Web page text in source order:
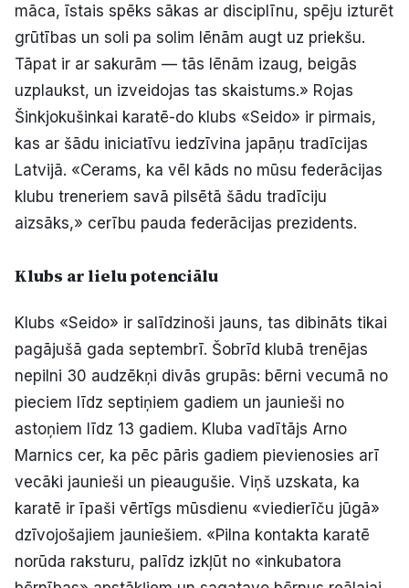
māca, īstais spēks sākas ar disciplīnu, spēju izturēt
grūtības un soli pa solim lēnām augt uz priekšu.
Tāpat ir ar sakurām — tās lēnām izaug, beigās
uzplaukst, un izveidojas tas skaistums.» Rojas
Šinkjokušinkai karatē-do klubs «Seido» ir pirmais,
kas ar šādu iniciatīvu iedzīvina japāņu tradīcijas
Latvijā. «Cerams, ka vēl kāds no mūsu federācijas
klubu treneriem savā pilsētā šādu tradīciju
aizsāks,» cerību pauda federācijas prezidents.
Klubs ar lielu potenciālu
Klubs «Seido» ir salīdzinoši jauns, tas dibināts tikai
pagājušā gada septembrī. Šobrīd klubā trenējas
nepilni 30 audzēkņi divās grupās: bērni vecumā no
pieciem līdz septiņiem gadiem un jaunieši no
astoņiem līdz 13 gadiem. Kluba vadītājs Arno
Marnics cer, ka pēc pāris gadiem pievienosies arī
vecāki jaunieši un pieaugušie. Viņš uzskata, ka
karatē ir īpaši vērtīgs mūsdienu «viedierīču jūgā»
dzīvojošajiem jauniešiem. «Pilna kontakta karatē
norūda raksturu, palīdz izkļūt no «inkubatora